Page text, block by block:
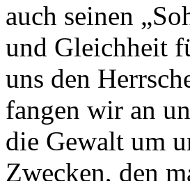
auch seinen
und Gleichheit
uns den
fangen wir an
die Gewalt um
Zwecken, den